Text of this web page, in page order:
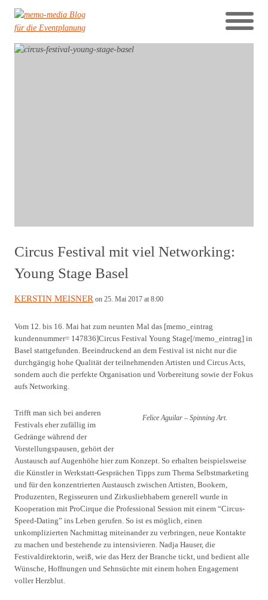
Circus Festival mit viel Networking:
Young Stage Basel
KERSTIN MEISNER on 25. Mai 2017 at 8:00
Vom 12. bis 16. Mai hat zum neunten Mal das [memo_eintrag
kundennummer= 147836]Circus Festival Young Stage[/memo_eintrag] in
Basel stattgefunden. Beeindruckend an dem Festival ist nicht nur die
durchgängig hohe Qualität der teilnehmenden Artisten und Circus Acts,
sondern auch die perfekte Organisation und Vorbereitung sowie der Fokus
aufs Networking.
Felice Aguilar – Spinning Art.
Trifft man sich bei anderen
Festivals eher zufällig im
Gedränge während der
Vorstellungspausen, gehört der
Austausch auf Augenhöhe hier zum Konzept. So erhalten beispielsweise
die Künstler in Werkstatt-Gesprächen Tipps zum Thema Selbstmarketing
und für den konzentrierten Austausch zwischen Artisten, Bookern,
Produzenten, Regisseuren und Zirkusliebhabern generell wurde in
Kooperation mit ProCirque die Professional Session mit einem “Circus-
Speed-Dating” ins Leben gerufen. So ist es möglich, einen
unkomplizierten Nachmittag miteinander zu verbringen, neue Kontakte
zu machen und bestehende zu intensivieren. Nadja Hauser, die
Festivaldirektorin, weiß, wie das Herz der Branche tickt, und bedient alle
Wünsche, Hoffnungen und Sehnsüchte mit einem hohen Engagement
voller Herzblut.